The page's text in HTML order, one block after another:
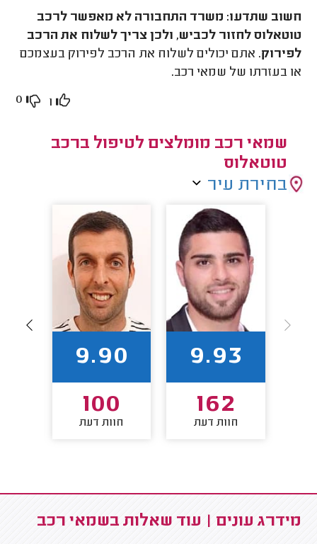
חשוב שתדעו: משרד התחבורה לא מאפשר לרכב
טוטאלוס לחזור לכביש, ולכן צריך לשלוח את הרכב
לפירוק. אתם יכולים לשלוח את הרכב לפירוק בעצמכם
או בעזרתו של שמאי רכב.
1
0
שמאי רכב מומלצים לטיפול ברכב
טוטאלוס
בחירת עיר
9.93
162
חוות דעת
9.90
100
חוות דעת
מידרג עונים | עוד שאלות בשמאי רכב